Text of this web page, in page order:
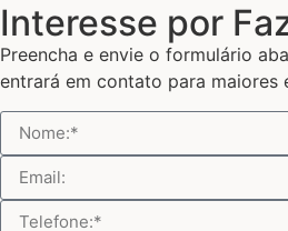
Interesse por
Preencha e envie o formulário
entrará em contato para maiores